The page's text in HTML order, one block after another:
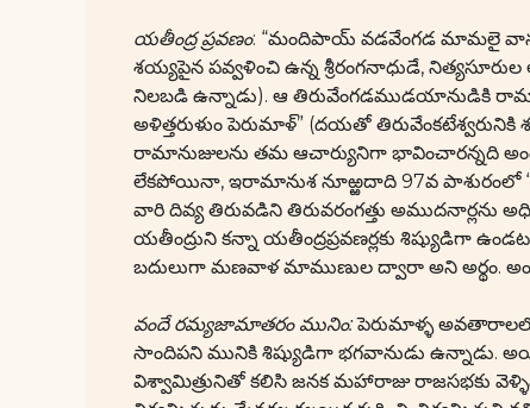
యతీంద్ర ప్రవణం: “మందిపాయ్ వడవేంగడ మామలై
శయ్యపైన పవ్వళించి ఉన్న శ్రీరంగనాధుడే,
నిలబడి ఉన్నాడు). ఆ తిరువేంగడముడయానుడికి
అళిత్తరుళుం పెరుమాళ్” (దయతో తిరువేంకటేశ్వరునికి
రామానుజులను తమ ఆచార్యునిగా భావించారన్నది
లేకపోయినా, ఇరామానుశ నూఱ్ఱదాది 97వ పాశురంలో
వారి దివ్య తిరువడిని తిరువరంగత్తు అముదనార్లను
యతీంద్రుని కన్నా యతీంద్రప్రవణర్లకు శిష్యుడిగా
బదులుగా మణవాళ మాముణుల ద్వారా అని అర్థం.
వందే రమ్యజామాతరం మునిం:పెరుమాళ్ళ అవతారాలలో,
సాందిపని మునికి శిష్యుడిగా భగవానుడు ఉన్నాడు.
విశ్వామిత్రునితో కలిసి జనక మహారాజు రాజసభకు